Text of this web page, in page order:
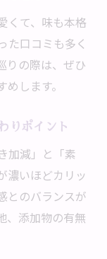
くて、味も本格
た口コミも多く
りの際は、ぜひ
します。
りポイント
加減」と「素
濃いほどカリッ
とのバランスが
、添加物の有無